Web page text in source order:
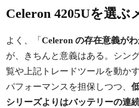
Celeron 4205Uを選ぶ
よく、「 Celeron の存在意義が
が、きちんと意義はある。シン
覧や上記トレードツールを動か
パフォーマンスを担保しつつ、
シリーズよりはバッテリーの連